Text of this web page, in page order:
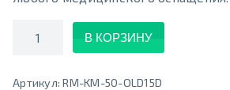
Количество
В КОРЗИНУ
Артикул:RM-KM-50-OLD15D